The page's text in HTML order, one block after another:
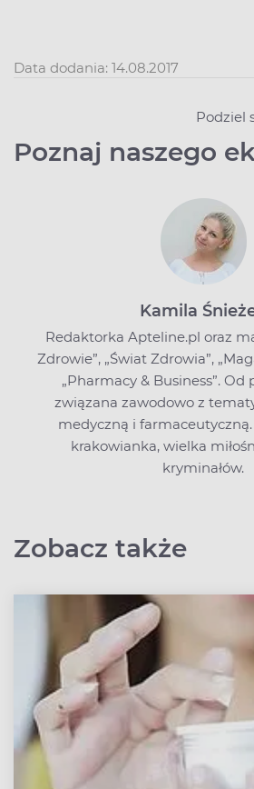
Data dodania: 14.08.2017
Podziel
Poznaj naszego
Kamila
Redaktorka Apteline.pl oraz
Zdrowie”, „Świat Zdrowia”,
„Pharmacy & Business”.
związana zawodowo z
medyczną i
krakowianka, wielka
kryminałów.
Zobacz także